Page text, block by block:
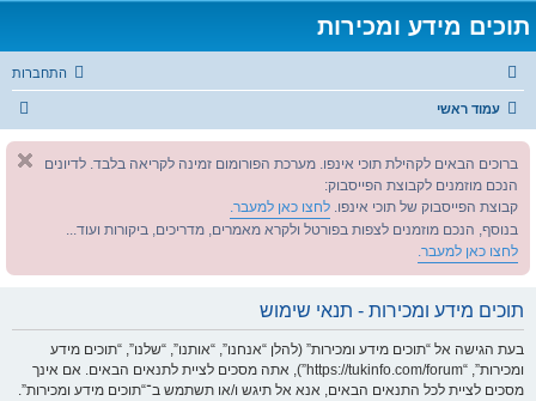
תוכים מידע ומכירות
התחברות
עמוד ראשי
ברוכים הבאים לקהילת תוכי אינפו. מערכת הפורומום זמינה לקריאה בלבד. לדיונים
הנכם מוזמנים לקבוצת הפייסבוק:
קבוצת הפייסבוק של תוכי אינפו. לחצו כאן למעבר.
בנוסף, הנכם מוזמנים לצפות בפורטל ולקרא מאמרים, מדריכים, ביקורות ועוד...
לחצו כאן למעבר.
תוכים מידע ומכירות - תנאי שימוש
בעת הגישה אל “תוכים מידע ומכירות” (להלן “אנחנו”, “אותנו”, “שלנו”, “תוכים מידע
ומכירות”, “https://tukinfo.com/forum”), אתה מסכים לציית לתנאים הבאים. אם אינך
מסכים לציית לכל התנאים הבאים, אנא אל תיגש ו/או תשתמש ב־“תוכים מידע ומכירות”.